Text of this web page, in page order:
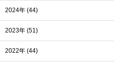
2024年 (44)
2023年 (51)
2022年 (44)